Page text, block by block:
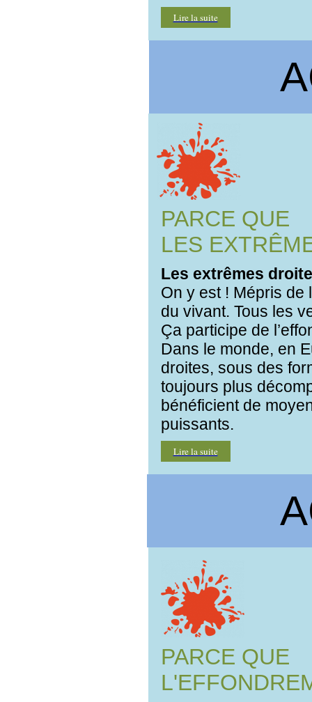
Lire la suite
PARCE QUE
LES
Les extrêmes
On y est ! Mépris de
du vivant. Tous les
Ça participe de
Dans le monde, en
droites, sous des
toujours plus
bénéficient de
puissants.
Lire la suite
PARCE QUE